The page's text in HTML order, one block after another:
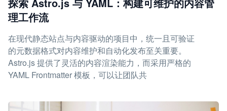
理工作流
在现代静态站点与内容驱动的项目中，统一且可验证
的元数据格式对内容维护和自动化发布至关重要。
Astro.js 提供了灵活的内容渲染能力，而采用严格的
YAML Frontmatter 模板，可以让团队共